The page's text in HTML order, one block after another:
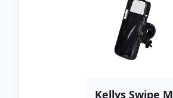
Kellys Swipe M